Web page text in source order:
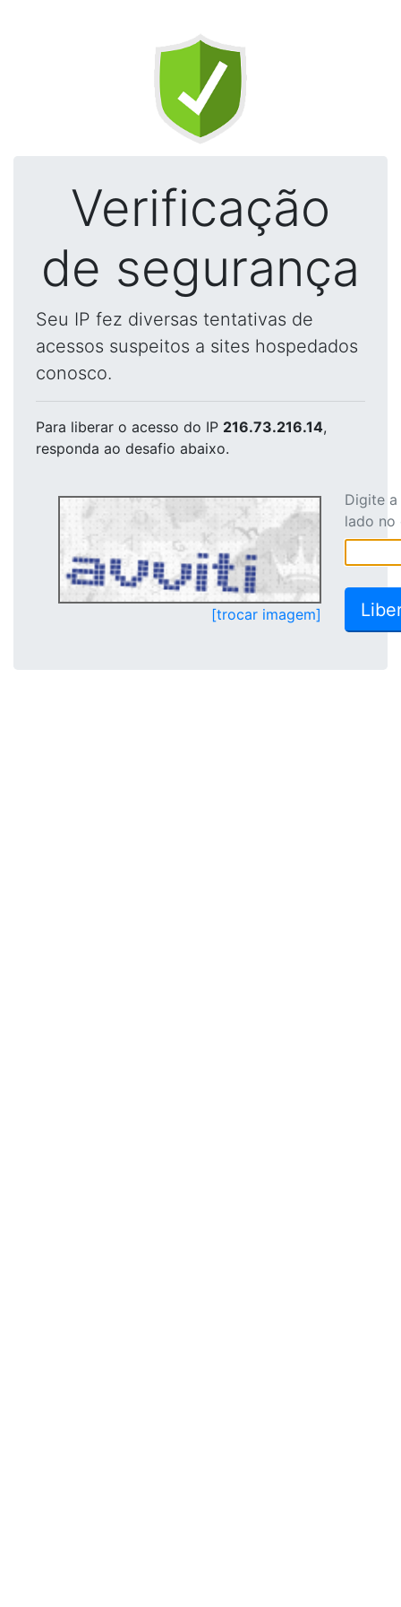
Verificação
de segurança
Seu IP fez diversas tentativas de
acessos suspeitos a sites hospedados
conosco.
Para liberar o acesso do IP 216.73.216.14,
responda ao desafio abaixo.
[trocar imagem]
Digite
lado no